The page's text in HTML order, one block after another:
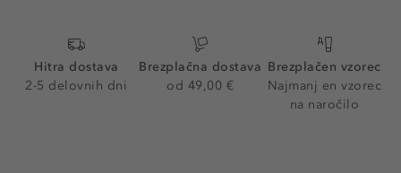
Hitra dostava
2-5 delovnih dni
Brezplačna dostava
od 49,00 €
Brezplačen vzorec
Najmanj en vzorec
na naročilo